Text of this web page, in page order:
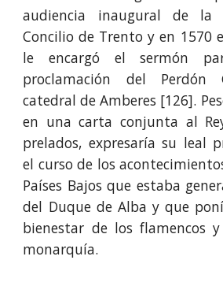
audiencia inaugural de la
Concilio de Trento y en 1570
le encargó el sermón
proclamación del
catedral de Amberes [126].
en una carta conjunta al
prelados, expresaría su leal
el curso de los
Países Bajos que estaba
del Duque de Alba y que
bienestar de los flamencos
monarquía.